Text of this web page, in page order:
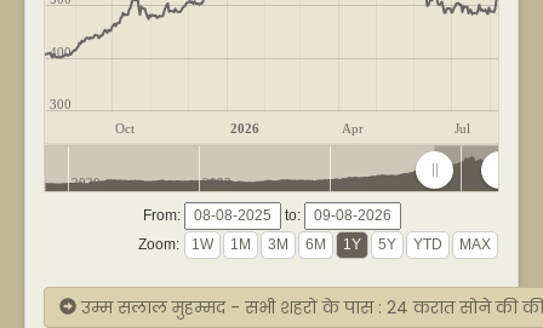
Oct 2026 Apr Jul
300
400
2020 2022 2024 2026
From:
to:
Zoom:
उम्म सलाल मुहम्मद - सभी शहरों के पास : 24 करात सोने की